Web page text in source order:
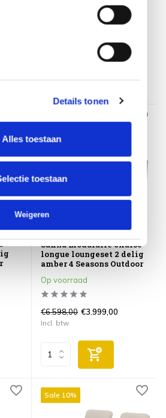
Details tonen
Alles toestaan
toestaan
Weigeren
Sale 39%
4 Seasons Outdoor
Safina modulaire chaise
longue loungeset 2 delig
amber 4 Seasons Outdoor
Op voorraad
€6.598,00 €3.999,00
Incl. btw
Sale 10%